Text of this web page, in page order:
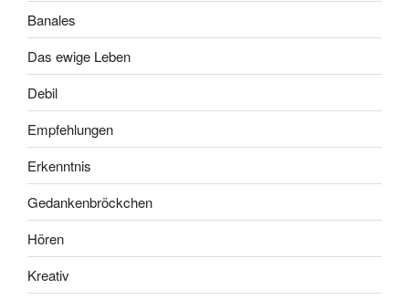
Banales
Das ewige Leben
Debil
Empfehlungen
Erkenntnis
Gedankenbröckchen
Hören
Kreativ